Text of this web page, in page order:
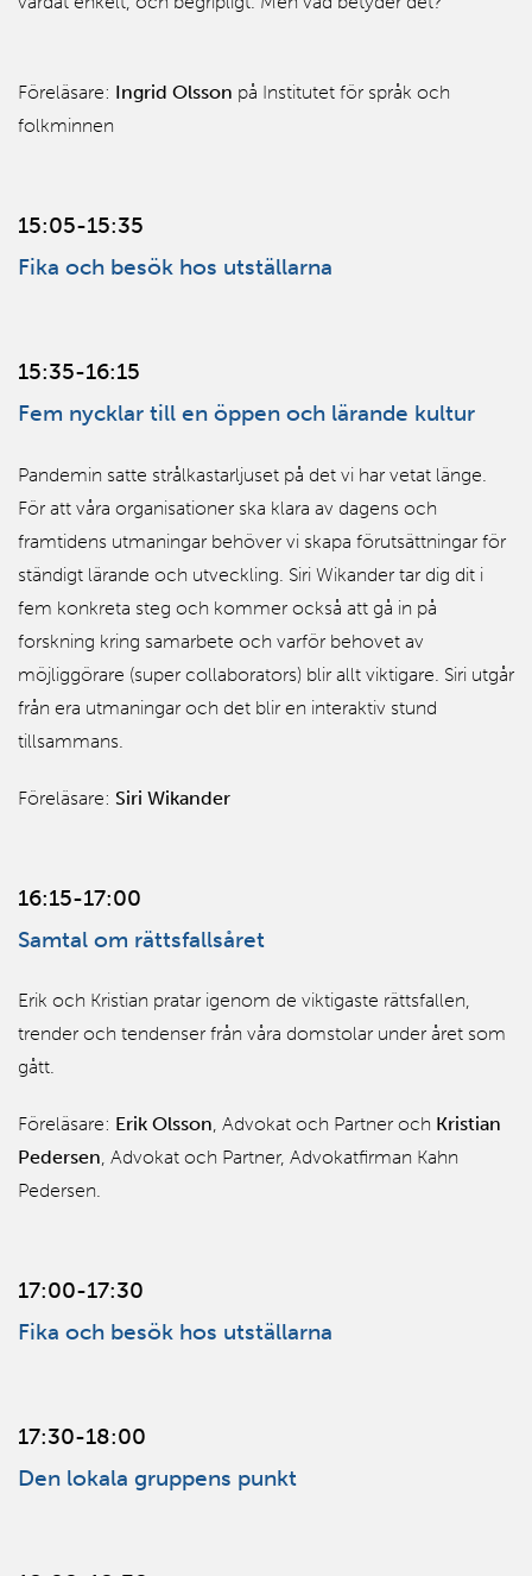
Föreläsare: Ingrid Olsson på Institutet för språk och
folkminnen
15:05-15:35
Fika och besök hos utställarna
15:35-16:15
Fem nycklar till en öppen och lärande kultur
Pandemin satte strålkastarljuset på det vi har vetat länge.
För att våra organisationer ska klara av dagens och
framtidens utmaningar behöver vi skapa förutsättningar för
ständigt lärande och utveckling. Siri Wikander tar dig dit i
fem konkreta steg och kommer också att gå in på
forskning kring samarbete och varför behovet av
möjliggörare (super collaborators) blir allt viktigare. Siri utgår
från era utmaningar och det blir en interaktiv stund
tillsammans.
Föreläsare: Siri Wikander
16:15-17:00
Samtal om rättsfallsåret
Erik och Kristian pratar igenom de viktigaste rättsfallen,
trender och tendenser från våra domstolar under året som
gått.
Föreläsare: Erik Olsson , Advokat och Partner och Kristian
Pedersen , Advokat och Partner, Advokatfirman Kahn
Pedersen.
17:00-17:30
Fika och besök hos utställarna
17:30-18:00
Den lokala gruppens punkt